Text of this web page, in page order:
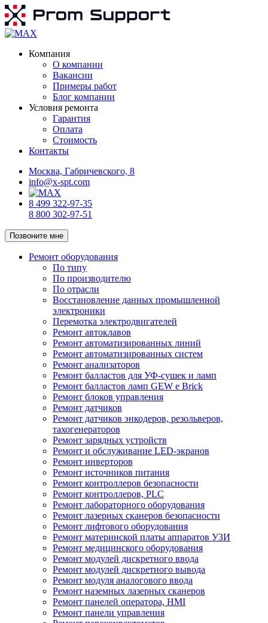
Компания
О компании
Вакансии
Примеры работ
Блог компании
Условия ремонта
Гарантия
Оплата
Стоимость
Контакты
Москва, Габричевского, 8
info@x-spt.com
8 499 322-97-35
8 800 302-97-51
Позвоните мне
Ремонт оборудования
По типу
По производителю
По отрасли
Восстановление данных промышленной
электроники
Перемотка электродвигателей
Ремонт автоклавов
Ремонт автоматизированных линий
Ремонт автоматизированных систем
Ремонт анализаторов
Ремонт балластов для УФ-сушек и ламп
Ремонт балластов ламп GEW e Brick
Ремонт блоков управления
Ремонт датчиков
Ремонт датчиков энкодеров, резольверов,
тахогенераторов
Ремонт зарядных устройств
Ремонт и обслуживание LED-экранов
Ремонт инверторов
Ремонт источников питания
Ремонт контроллеров безопасности
Ремонт контроллеров, PLC
Ремонт лабораторного оборудования
Ремонт лазерных сканеров безопасности
Ремонт лифтового оборудования
Ремонт материнской платы аппаратов УЗИ
Ремонт медицинского оборудования
Ремонт модулей дискретного ввода
Ремонт модулей дискретного вывода
Ремонт модуля аналогового ввода
Ремонт наземных лазерных сканеров
Ремонт панелей оператора, HMI
Ремонт панели управления